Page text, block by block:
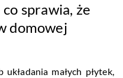
sprawia, że
domowej
małych płytek,